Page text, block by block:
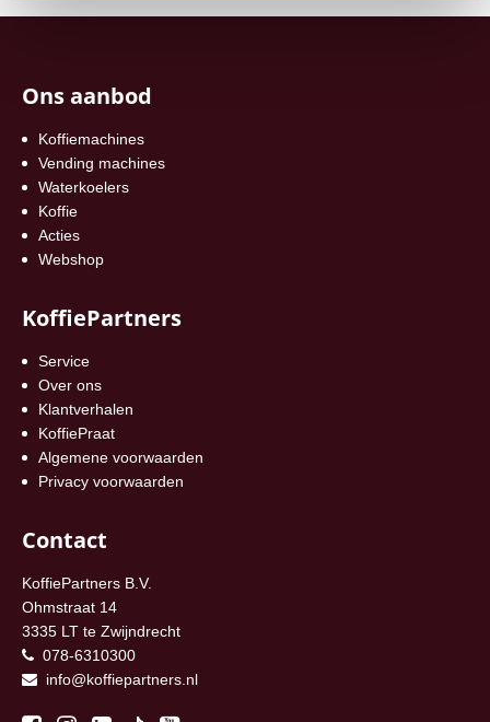
Ons aanbod
Koffiemachines
Vending machines
Waterkoelers
Koffie
Acties
Webshop
KoffiePartners
Service
Over ons
Klantverhalen
KoffiePraat
Algemene voorwaarden
Privacy voorwaarden
Contact
KoffiePartners B.V.
Ohmstraat 14
3335 LT te Zwijndrecht
078-6310300
info@koffiepartners.nl